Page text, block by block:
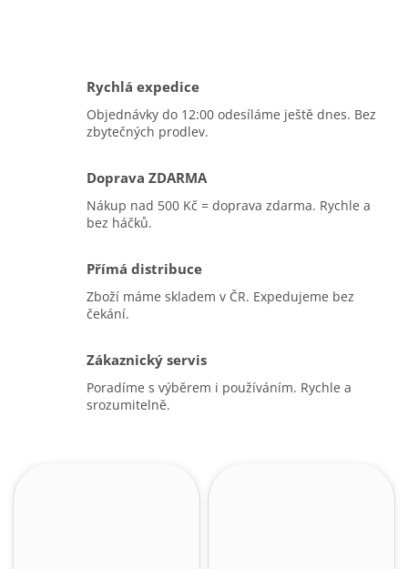
Rychlá expedice
Objednávky do 12:00 odesíláme ještě dnes. Bez
zbytečných prodlev.
Doprava ZDARMA
Nákup nad 500 Kč = doprava zdarma. Rychle a
bez háčků.
Přímá distribuce
Zboží máme skladem v ČR. Expedujeme bez
čekání.
Zákaznický servis
Poradíme s výběrem i používáním. Rychle a
srozumitelně.